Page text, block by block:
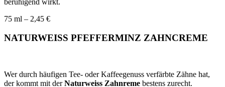
75 ml – 2,45 €
NATURWEISS PFEFFERMINZ ZAHNCREME
Wer durch häufigen Tee- oder Kaffeegenuss verfärbte Zähne hat,
der kommt mit derNaturweiss Zahnreme bestens zurecht.